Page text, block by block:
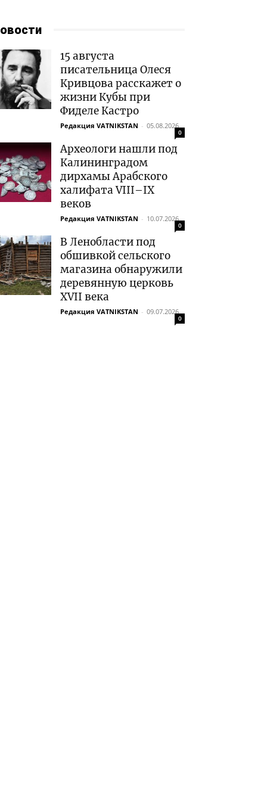
15 августа
писательница Олеся
Кривцова расскажет о
жизни Кубы при
Фиделе Кастро
Редакция VATNIKSTAN - 05.08.2026
0
Археологи нашли под
Калининградом
дирхамы Арабского
халифата VIII–IX
веков
Редакция VATNIKSTAN - 10.07.2026
0
В Ленобласти под
обшивкой сельского
магазина обнаружили
деревянную церковь
XVII века
Редакция VATNIKSTAN - 09.07.2026
0